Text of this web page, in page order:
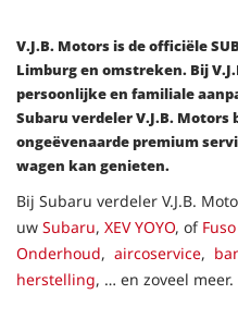
V.J.B. Motors is de officiële
Limburg en omstreken. Bij
persoonlijke en familiale
Subaru verdeler V.J.B. Motors
ongeëvenaarde premium
wagen kan genieten.
Bij Subaru verdeler V.J.B.
uw Subaru, XEV YOYO, of
Onderhoud, aircoservice,
herstelling, … en zoveel meer.